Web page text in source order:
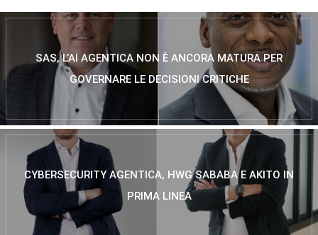
SAS, L’AI AGENTICA NON È ANCORA MATURA PER
GOVERNARE LE DECISIONI CRITICHE
CYBERSECURITY AGENTICA, HWG SABABA E AKITO IN
PRIMA LINEA